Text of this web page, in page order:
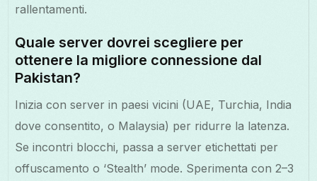
rallentamenti.
Quale server dovrei scegliere per
ottenere la migliore connessione dal
Pakistan?
Inizia con server in paesi vicini (UAE, Turchia, India
dove consentito, o Malaysia) per ridurre la latenza.
Se incontri blocchi, passa a server etichettati per
offuscamento o ‘Stealth’ mode. Sperimenta con 2–3